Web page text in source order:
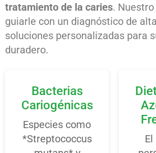
tratamiento de la caries.
guiarle con un diagnóstico de
soluciones personalizadas para
duradero.
Bacterias
Cariogénicas
Especies como
*Streptococcus